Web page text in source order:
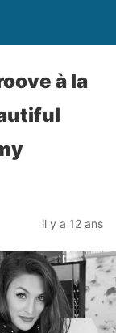
à la
il y a 12 ans